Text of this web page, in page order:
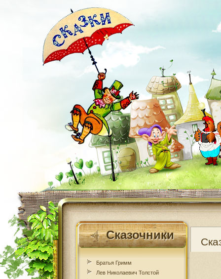
Сказочники
Братья Гримм
Лев Николаевич Толстой